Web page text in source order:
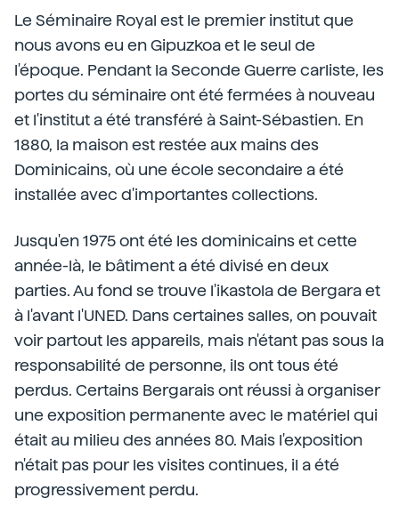
Le Séminaire Royal est le premier institut que
nous avons eu en Gipuzkoa et le seul de
l'époque. Pendant la Seconde Guerre carliste, les
portes du séminaire ont été fermées à nouveau
et l'institut a été transféré à Saint-Sébastien. En
1880, la maison est restée aux mains des
Dominicains, où une école secondaire a été
installée avec d'importantes collections.
Jusqu'en 1975 ont été les dominicains et cette
année-là, le bâtiment a été divisé en deux
parties. Au fond se trouve l'ikastola de Bergara et
à l'avant l'UNED. Dans certaines salles, on pouvait
voir partout les appareils, mais n'étant pas sous la
responsabilité de personne, ils ont tous été
perdus. Certains Bergarais ont réussi à organiser
une exposition permanente avec le matériel qui
était au milieu des années 80. Mais l'exposition
n'était pas pour les visites continues, il a été
progressivement perdu.